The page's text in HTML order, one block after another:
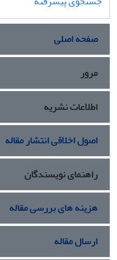
صفحه اصلی
مرور
اطلاعات نشریه
اصول اخلاقی انتشار مقاله
راهنمای نویسندگان
هزینه های بررسی مقاله
ارسال مقاله